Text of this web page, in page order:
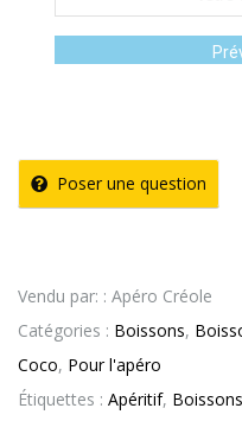
Poser une question
Vendu par: : Apéro Créole
Catégories : Boissons,
Coco, Pour l'apéro
Étiquettes : Apéritif, Boissons